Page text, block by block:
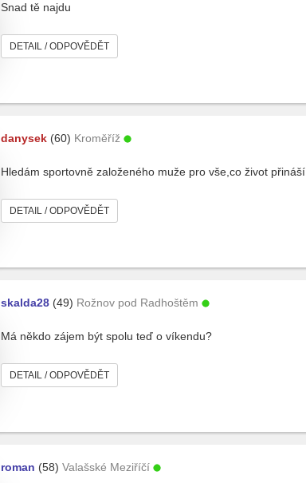
Snad tě najdu
DETAIL / ODPOVĚDĚT
danysek (60) Kroměříž
Hledám sportovně založeného muže pro vše,co život přináší.
DETAIL / ODPOVĚDĚT
skalda28 (49) Rožnov pod Radhoštěm
Má někdo zájem být spolu teď o víkendu?
DETAIL / ODPOVĚDĚT
roman (58) Valašské Meziříčí